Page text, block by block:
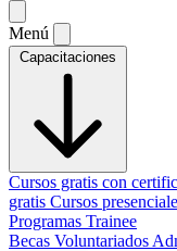
Menú
Capacitaciones
Cursos gratis con
gratis Cursos
Programas Trainee
Becas Voluntariados